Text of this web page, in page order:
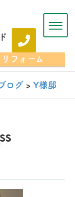
リフォーム
ログ > Y様邸 改